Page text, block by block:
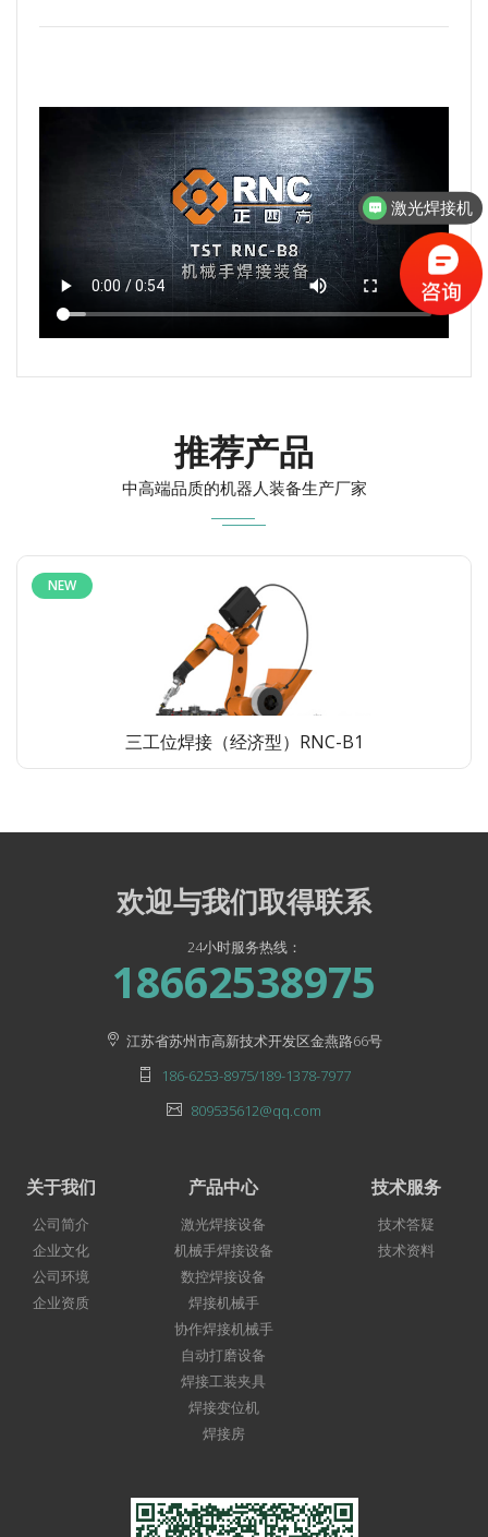
推荐产品
中高端品质的机器人装备生产厂家
NEW
三工位焊接（经济型）RNC-B1
欢迎与我们取得联系
24小时服务热线：
18662538975
江苏省苏州市高新技术开发区金燕路66号
186-6253-8975/189-1378-7977
809535612@qq.com
关于我们
公司简介
企业文化
公司环境
企业资质
产品中心
激光焊接设备
机械手焊接设备
数控焊接设备
焊接机械手
协作焊接机械手
自动打磨设备
焊接工装夹具
焊接变位机
焊接房
技术服务
技术答疑
技术资料
激光焊接机